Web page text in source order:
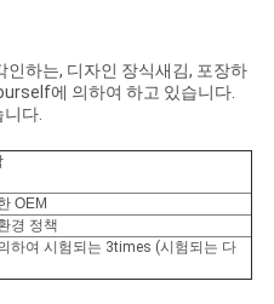
인하는, 디자인 장식새김, 포장하
에 의하여 하고 있습니다.
다.
OEM
경 정책
하여 시험되는 3times (시험되는 다